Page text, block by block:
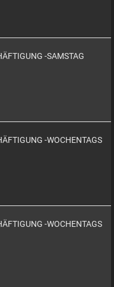
-SAMSTAG
-WOCHENTAGS
-WOCHENTAGS